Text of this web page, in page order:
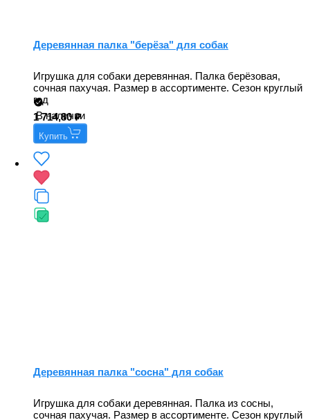
Деревянная палка "берёза" для собак
Игрушка для собаки деревянная. Палка берёзовая,
сочная пахучая. Размер в ассортименте. Сезон круглый
год
В наличии
1 714,80
Купить
Деревянная палка "сосна" для собак
Игрушка для собаки деревянная. Палка из сосны,
сочная пахучая. Размер в ассортименте. Сезон круглый